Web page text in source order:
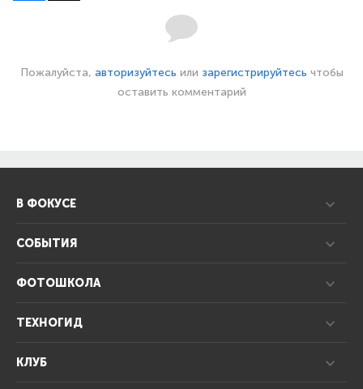
Пожалуйста, авторизуйтесь или зарегистрируйтесь чтобы
оставить комментарий
В ФОКУСЕ
СОБЫТИЯ
ФОТОШКОЛА
ТЕХНОГИД
КЛУБ